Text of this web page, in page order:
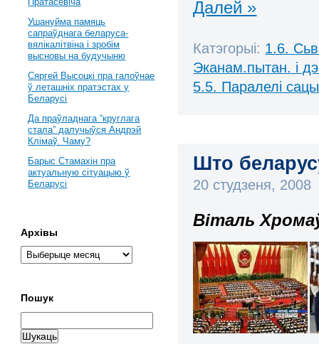
Далей »
Катэгорыі: 1.6.
Эканам.пытан. і
5.5. Паралелі
Што
20 студзеня, 2008
Віталь
Ушануйма памяць
сапраўднага беларуса-
вялікалітвіна і зробім
высновы на будучыню
Сяргей Высоцкі пра галоўнае
ў леташніх пратэстах у
Беларусі
Да праўладнага “круглага
стала” далучыўся Андрэй
Клімаў. Чаму?
Барыс Стамахін пра
актуальную сітуацыю ў
Беларусі
Архівы
Пошук